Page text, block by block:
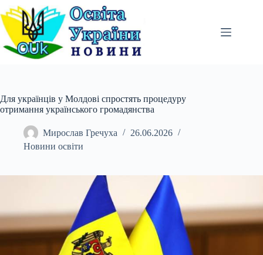
Перейти
до
вмісту
Для українців у Молдові спростять процедуру
отримання українського громадянства
Мирослав Гречуха
26.06.2026
Новини освіти